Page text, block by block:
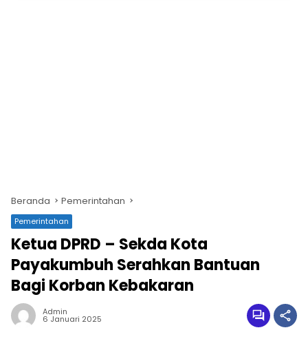
Beranda Pemerintahan
Pemerintahan
Ketua DPRD – Sekda Kota
Payakumbuh Serahkan Bantuan
Bagi Korban Kebakaran
Admin
6 Januari 2025